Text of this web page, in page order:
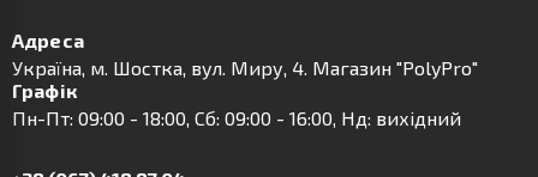
Адреса
Українa, м. Шостка, вул. Миру, 4. Магазин "PolyPro"
Графік
Пн-Пт: 09:00 - 18:00, Сб: 09:00 - 16:00, Нд: вихідний